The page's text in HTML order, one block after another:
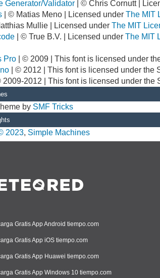
Generator/Validator | © Chris Cornutt |
| © Matias Meno | Licensed underThe MIT
Mullie | Licensed underThe MIT
| © True B.V. | Licensed underThe MIT
Pro | © 2009 | This font is licensed under
| © 2012 | This font is licensed under the
2009-2012 | This font is licensed under the
by SMF Tricks
2023, Simple Machines
Gratis App Android tiempo.com
Gratis App iOS tiempo.com
Gratis App Huawei tiempo.com
Gratis App Windows 10 tiempo.com